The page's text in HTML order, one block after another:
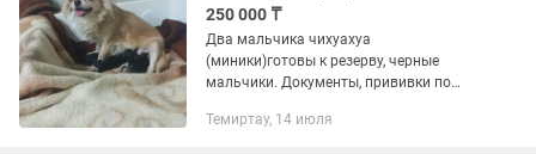
250 000 ₸
Два мальчика чихуахуа
(миники)готовы к резерву, черные
мальчики. Документы, прививки по
Темиртау, 14 июля